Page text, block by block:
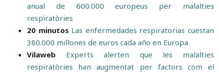
anual de 600.000 europeus per malalties
respiratòries
20 minutos Las enfermedades respiratorias cuestan
380.000 millones de euros cada año en Europa
Vilaweb Experts alerten que les malalties
respiratòries han augmentat per factors com el